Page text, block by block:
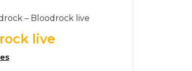
– Bloodrock live
live